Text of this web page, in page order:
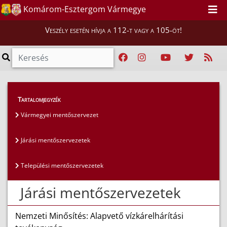
Komárom-Esztergom Vármegye
Veszély esetén hívja a 112-t vagy a 105-öt!
Magunkról
Járási mentőszervezetek
Tartalomjegyzék
Vármegyei mentőszervezet
Járási mentőszervezetek
Települési mentőszervezetek
Járási mentőszervezetek
Nemzeti Minősítés: Alapvető vízkárelhárítási